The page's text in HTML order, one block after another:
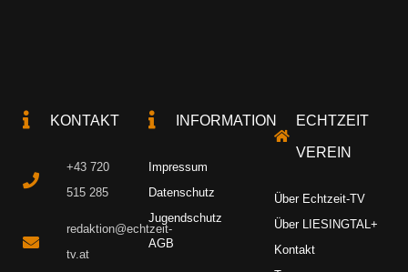
KONTAKT
+43 720
515 285
redaktion@echtzeit-
tv.at
INFORMATION
Impressum
Datenschutz
Jugendschutz
AGB
ECHTZEIT
VEREIN
Über Echtzeit-TV
Über LIESINGTAL+
Kontakt